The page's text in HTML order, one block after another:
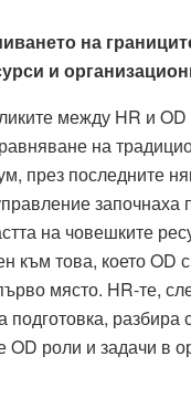
то на
и
между HR и OD
на
през последните
започнаха
на човешките
към това, което OD
място. HR-те,
подготовка, разбира
OD роли и задачи в